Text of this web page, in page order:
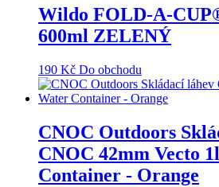
Wildo FOLD-A-
600ml ZELENÝ
190 Kč Do obchodu
CNOC Outdoors
CNOC 42mm Vecto
Container - Orange